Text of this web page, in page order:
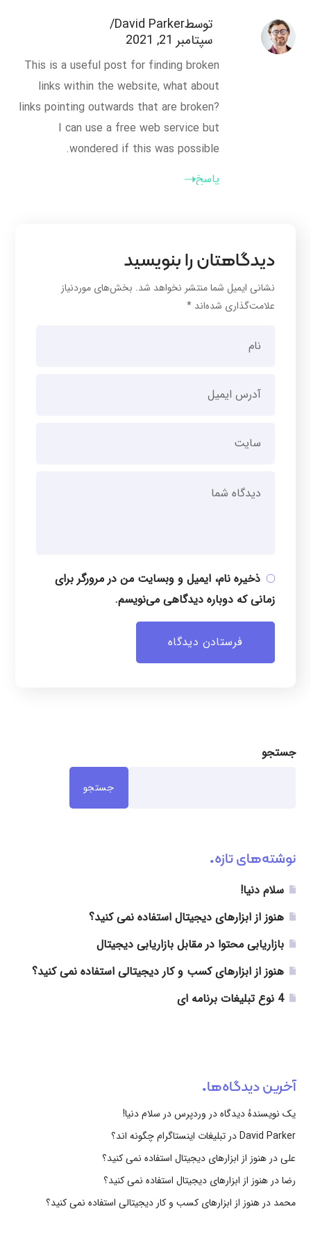
توسطDavid Parker
سپتامبر 21, 2021
This is a useful post for finding broken
links within the website, what about
links pointing outwards that are broken?
I can use a free web service but
wondered if this was possible.
پاسخ
دیدگاهتان را بنویسید
نشانی ایمیل شما منتشر نخواهد شد. بخش‌های موردنیاز
علامت‌گذاری شده‌اند*
ذخیره نام، ایمیل و وبسایت من در مرورگر برای
زمانی که دوباره دیدگاهی می‌نویسم.
جستجو
جستجو
نوشته‌های تازه
سلام دنیا!
هنوز از ابزارهای دیجیتال استفاده نمی کنید؟
بازاریابی محتوا در مقابل بازاریابی دیجیتال
هنوز از ابزارهای کسب و کار دیجیتالی استفاده نمی کنید؟
4 نوع تبلیغات برنامه ای
آخرین دیدگاه‌ها
یک نویسندهٔ دیدگاه در وردپرسدر سلام دنیا!
David Parkerدرتبلیغات اینستاگرام چگونه اند؟
علیدرهنوز از ابزارهای دیجیتال استفاده نمی کنید؟
رضادرهنوز از ابزارهای دیجیتال استفاده نمی کنید؟
محمد درهنوز از ابزارهای کسب و کار دیجیتالی استفاده نمی کنید؟